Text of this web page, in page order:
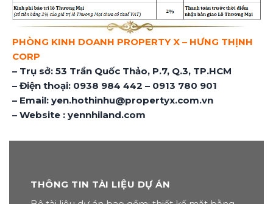
PHÒNG KINH DOANH PROPERTY X – HƯNG THỊNH
CORP
– Trụ sở: 53 Trần Quốc Thảo, P.7, Q.3, TP.HCM
– Điện thoại: 0938 984 442 – 0913 780 901
– Email: yen.hothinhu@propertyx.com.vn
– Website : yennhiland.com
THÔNG TIN TÀI LIỆU DỰ ÁN